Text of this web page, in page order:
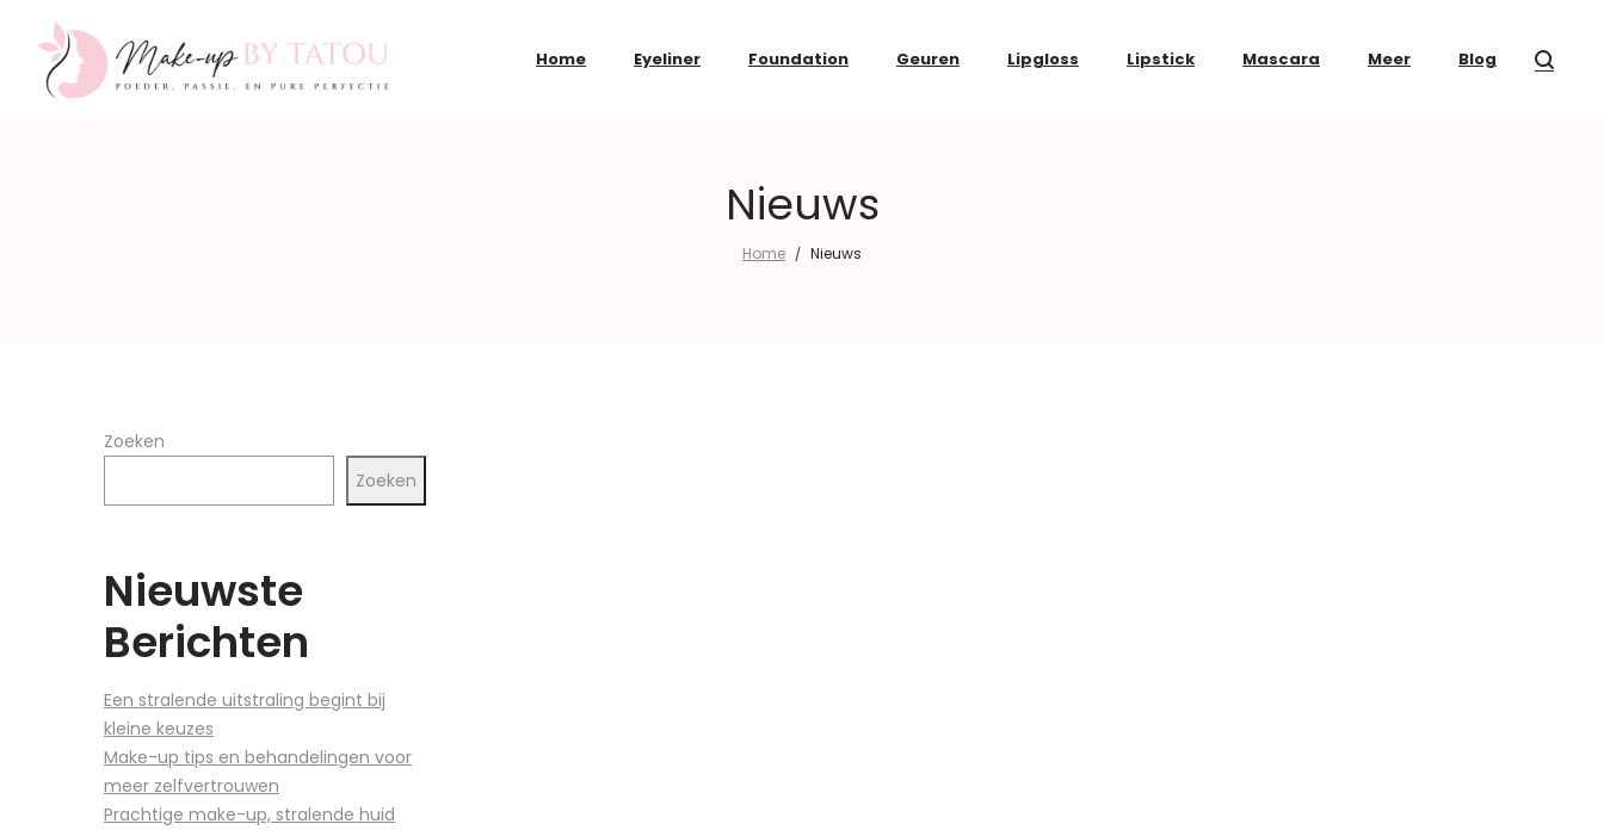
Home Eyeliner Foundation Geuren Lipgloss Lipstick Mascara Meer Blog
Nieuws
Home / Nieuws
Zoeken
Zoeken
Nieuwste
Berichten
Een stralende uitstraling begint bij
kleine keuzes
Make-up tips en behandelingen voor
meer zelfvertrouwen
Prachtige make-up, stralende huid